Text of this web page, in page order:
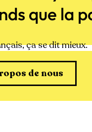
que la
ça se dit mieux.
de nous